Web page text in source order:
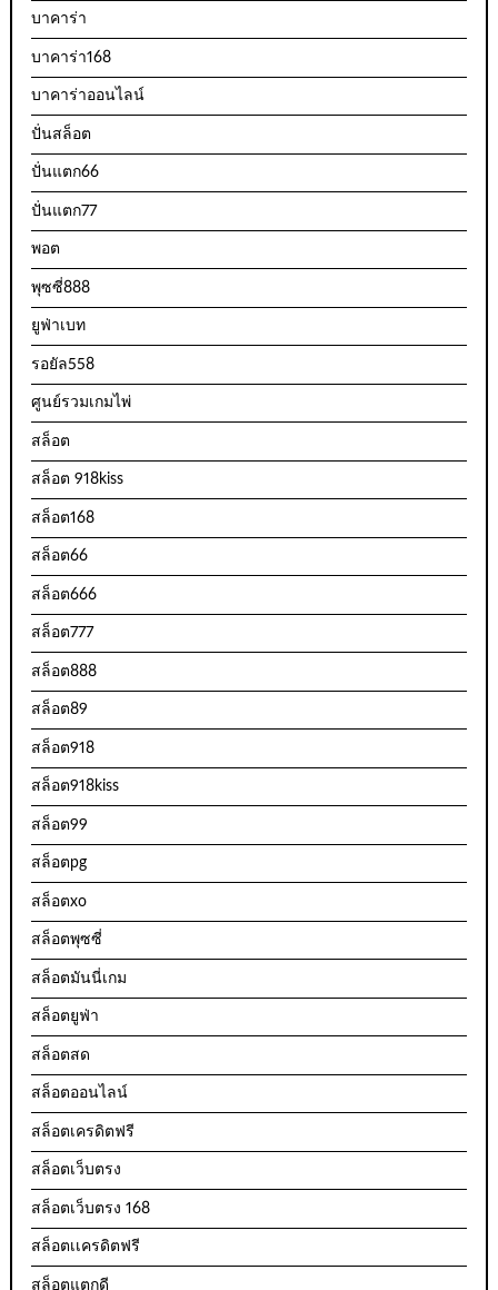
บาคาร่า
บาคาร่า168
บาคาร่าออนไลน์
ปั่นสล็อต
ปั่นแตก66
ปั่นแตก77
พอต
พุซซี่888
ยูฟ่าเบท
รอยัล558
ศูนย์รวมเกมไพ่
สล็อต
สล็อต 918kiss
สล็อต168
สล็อต66
สล็อต666
สล็อต777
สล็อต888
สล็อต89
สล็อต918
สล็อต918kiss
สล็อต99
สล็อตpg
สล็อตxo
สล็อตพุซซี่
สล็อตมันนี่เกม
สล็อตยูฟ่า
สล็อตสด
สล็อตออนไลน์
สล็อตเครดิตฟรี
สล็อตเว็บตรง
สล็อตเว็บตรง 168
สล็อตเเครดิตฟรี
สล็อตแตกดี